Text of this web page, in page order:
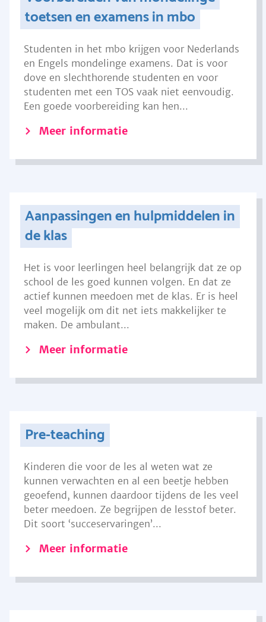
toetsen en examens in mbo
Studenten in het mbo krijgen voor Nederlands
en Engels mondelinge examens. Dat is voor
dove en slechthorende studenten en voor
studenten met een TOS vaak niet eenvoudig.
Een goede voorbereiding kan hen...
Meer informatie
Aanpassingen en hulpmiddelen in
de klas
Het is voor leerlingen heel belangrijk dat ze op
school de les goed kunnen volgen. En dat ze
actief kunnen meedoen met de klas. Er is heel
veel mogelijk om dit net iets makkelijker te
maken. De ambulant...
Meer informatie
Pre-teaching
Kinderen die voor de les al weten wat ze
kunnen verwachten en al een beetje hebben
geoefend, kunnen daardoor tijdens de les veel
beter meedoen. Ze begrijpen de lesstof beter.
Dit soort ‘succeservaringen’...
Meer informatie